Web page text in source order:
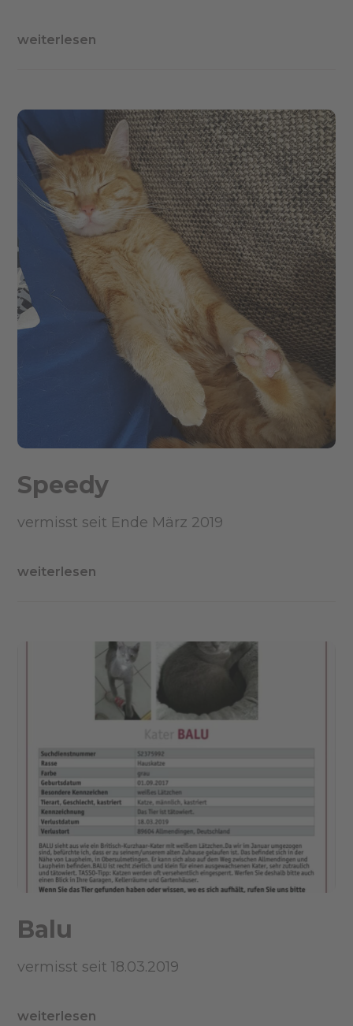
weiterlesen
Speedy
vermisst seit Ende März 2019
weiterlesen
Balu
vermisst seit 18.03.2019
weiterlesen